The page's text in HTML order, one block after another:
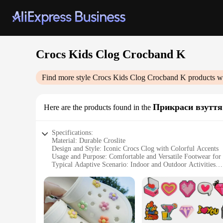
Crocs Kids Clog Crocband K
Find more style Crocs Kids Clog Crocband K products
Here are the products found in the Прикраси взуття
Specifications:
Material: Durable Croslite
Design and Style: Iconic Crocs Clog with Colorful Accents
Usage and Purpose: Comfortable and Versatile Footwear
Typical Adaptive Scenario: Indoor and Outdoor Activities
Performance and Property: Lightweight, Non-Slip, Easy to
Features:
**Unmatched Comfort and Style**
The Crocs Kids Clog Crocband K is not just a footwear
durable construction. The iconic clog design is